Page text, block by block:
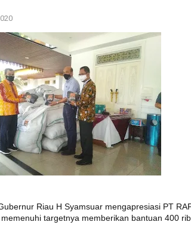
Riau H Syamsuar mengapresiasi PT
targetnya memberikan bantuan 400